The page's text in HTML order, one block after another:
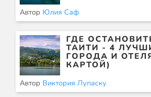
Автор Юлия Саф
ГДЕ
ТАИТИ - 4
ГОРОДА И
КАРТОЙ)
Автор Виктория Лупаску